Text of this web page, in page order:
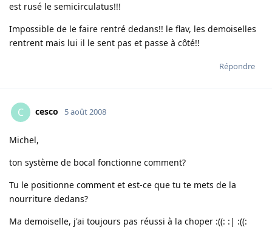
est rusé le semicirculatus!!!
Impossible de le faire rentré dedans!! le flav, les demoiselles
rentrent mais lui il le sent pas et passe à côté!!
Répondre
C cesco 5 août 2008
Michel,
ton système de bocal fonctionne comment?
Tu le positionne comment et est-ce que tu te mets de la
nourriture dedans?
Ma demoiselle, j'ai toujours pas réussi à la choper :((: :| :((: